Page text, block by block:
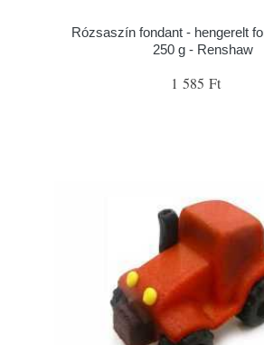
Rózsaszín fondant - hengerelt
250 g - Renshaw
1 585 Ft